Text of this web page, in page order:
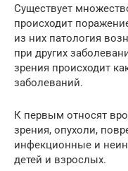
Существует
происходит
из них патология
при других
зрения происходит
заболеваний.
К первым относят
зрения, опухоли,
инфекционные и
детей и взрослых.